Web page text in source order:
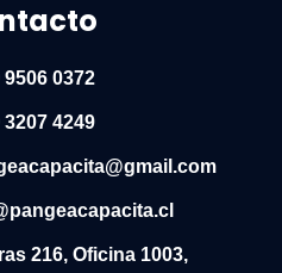
9506 0372
3207 4249
216, Oficina 1003,